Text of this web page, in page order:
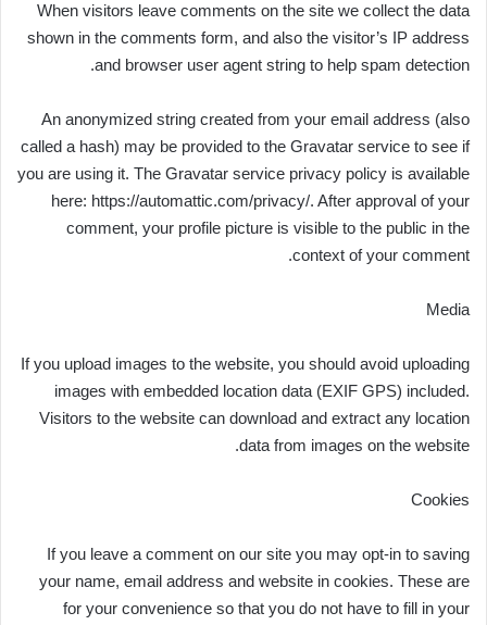
When visitors leave comments on the site we collect the data
shown in the comments form, and also the visitor’s IP address
and browser user agent string to help spam detection.
An anonymized string created from your email address (also
called a hash) may be provided to the Gravatar service to see if
you are using it. The Gravatar service privacy policy is available
here: https://automattic.com/privacy/. After approval of your
comment, your profile picture is visible to the public in the
context of your comment.
Media
If you upload images to the website, you should avoid uploading
images with embedded location data (EXIF GPS) included.
Visitors to the website can download and extract any location
data from images on the website.
Cookies
If you leave a comment on our site you may opt-in to saving
your name, email address and website in cookies. These are
for your convenience so that you do not have to fill in your